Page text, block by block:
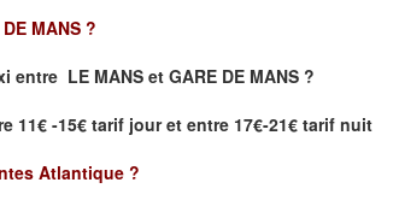
MANS ?
entre LE MANS et GARE DE MANS ?
11€ -15€ tarif jour et entre 17€-21€ tarif nuit
Atlantique ?